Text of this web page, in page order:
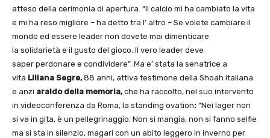
atteso della cerimonia di apertura. “Il calcio mi ha cambiato la vita
e mi ha reso migliore – ha detto tra l’ altro – Se volete cambiare il
mondo ed essere leader non dovete mai dimenticare
la solidarietà e il gusto del gioco. Il vero leader deve
saper perdonare e condividere”. Ma e’ stata la senatrice a
vita Liliana Segre,88 anni, attiva testimone della Shoah italiana
e anzi araldo della memoria,che ha raccolto, nel suo intervento
in videoconferenza da Roma, la standing ovation: “Nei lager non
si va in gita, è un pellegrinaggio. Non si mangia, non si fanno selfie
ma si sta in silenzio, magari con un abito leggero in inverno per